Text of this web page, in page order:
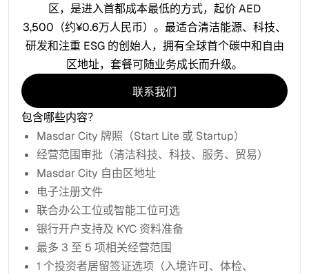
区，是进入首都成本最低的方式，起价 AED
3,500（约¥0.6万人民币）。最适合清洁能源、科技、
研发和注重 ESG 的创始人，拥有全球首个碳中和自由
区地址，套餐可随业务成长而升级。
联系我们
联系我们
包含哪些内容？
Masdar City 牌照（Start Lite 或 Startup）
经营范围审批（清洁科技、科技、服务、贸易）
Masdar City 自由区地址
电子注册文件
联合办公工位或智能工位可选
银行开户支持及 KYC 资料准备
最多 3 至 5 项相关经营范围
1 个投资者居留签证选项（入境许可、体检、